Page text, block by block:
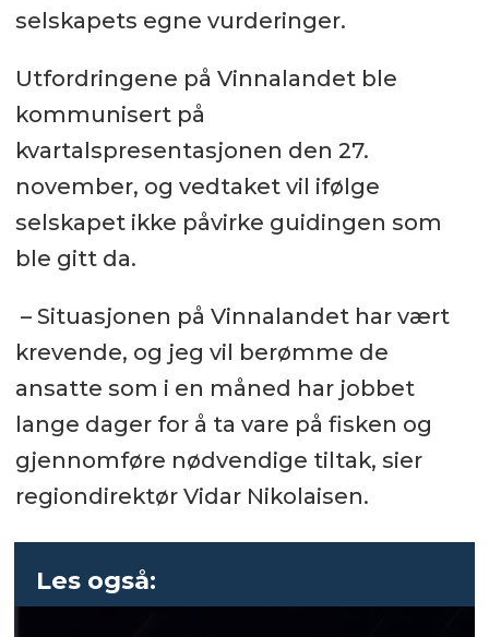
selskapets egne vurderinger.
Utfordringene på Vinnalandet ble
kommunisert på
kvartalspresentasjonen den 27.
november, og vedtaket vil ifølge
selskapet ikke påvirke guidingen som
ble gitt da.
– Situasjonen på Vinnalandet har vært
krevende, og jeg vil berømme de
ansatte som i en måned har jobbet
lange dager for å ta vare på fisken og
gjennomføre nødvendige tiltak, sier
regiondirektør Vidar Nikolaisen.
Les også: